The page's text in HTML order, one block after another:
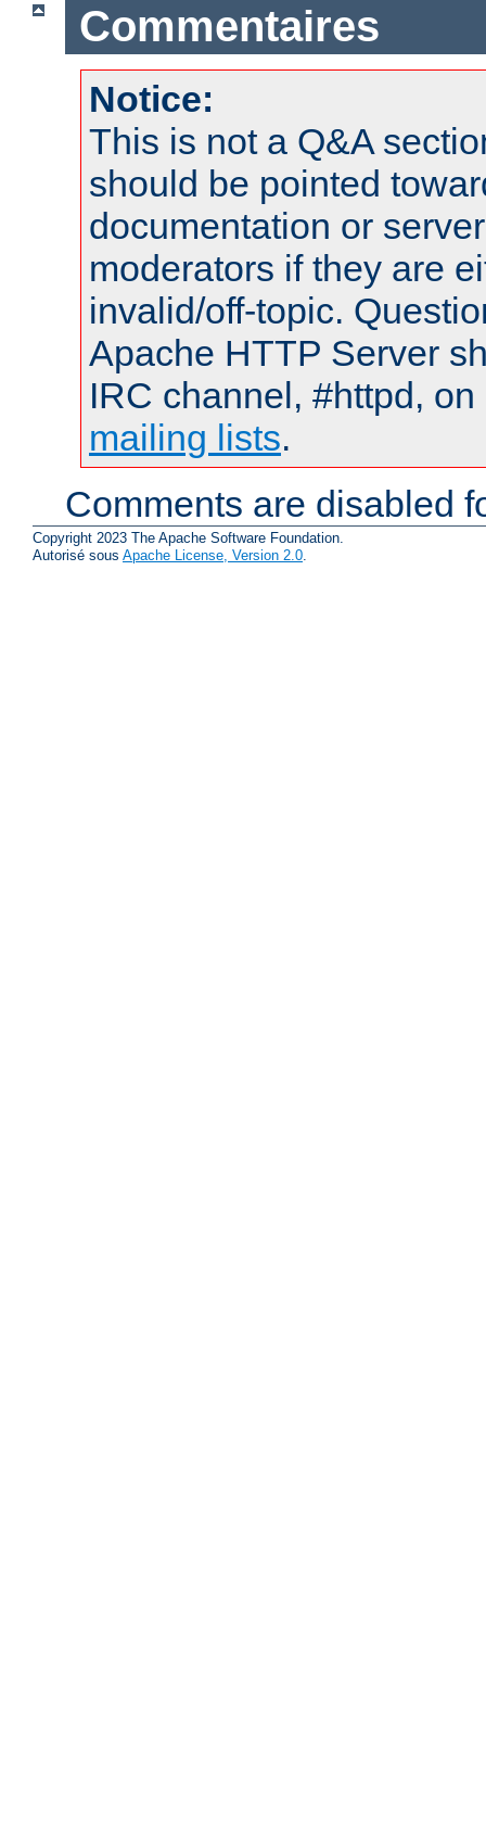
Commentaires
Notice:
This is not a Q&A
should be pointed
documentation or
moderators if they are
invalid/off-topic.
Apache HTTP Server
IRC channel, #httpd,
mailing lists.
Comments are disabled
Copyright 2023 The Apache Software Foundation.
Autorisé sous Apache License, Version 2.0